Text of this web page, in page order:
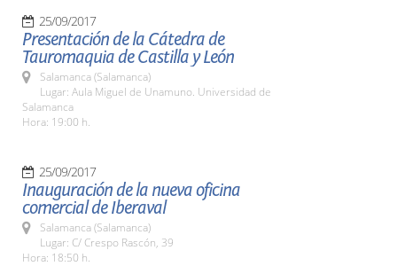
25/09/2017
Presentación de la Cátedra de
Tauromaquia de Castilla y León
Salamanca (Salamanca)
Lugar: Aula Miguel de Unamuno. Universidad de
Salamanca
Hora: 19:00 h.
25/09/2017
Inauguración de la nueva oficina
comercial de Iberaval
Salamanca (Salamanca)
Lugar: C/ Crespo Rascón, 39
Hora: 18:50 h.